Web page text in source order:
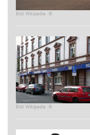
Bild: Wikipedia · ©
Bild: Wikipedia · ©